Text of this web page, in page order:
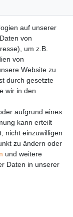
auf unserer
von
um z.B.
von
Website zu
durch gesetzte
wir in den
aufgrund eines
kann erteilt
nicht einzuwilligen
zu ändern oder
und weitere
Daten in unserer